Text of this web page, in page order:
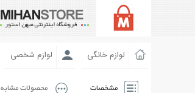
لوازم خانگی لوازم شخصی
مشخصات محصولات مشابه